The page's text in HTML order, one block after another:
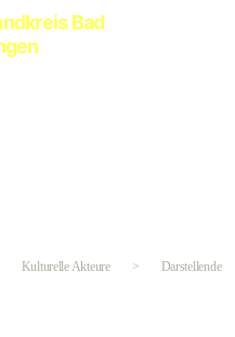
Kulturelle Akteure > Darstellende